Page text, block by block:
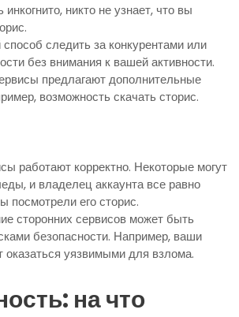
никто не узнает, что вы
следить за конкурентами или
без внимания к вашей активности.
предлагают дополнительные
возможность скачать сторис.
работают корректно. Некоторые могут
и владелец аккаунта все равно
посмотрели его сторис.
сторонних сервисов может быть
безопасности. Например, ваши
оказаться уязвимыми для взлома.
на что